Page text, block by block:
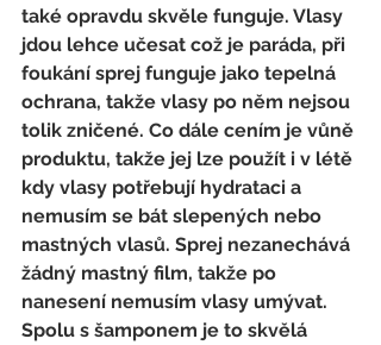
také opravdu skvěle funguje. Vlasy
jdou lehce učesat což je paráda, při
foukání sprej funguje jako tepelná
ochrana, takže vlasy po něm nejsou
tolik zničené. Co dále cením je vůně
produktu, takže jej lze použít i v létě
kdy vlasy potřebují hydrataci a
nemusím se bát slepených nebo
mastných vlasů. Sprej nezanechává
žádný mastný film, takže po
nanesení nemusím vlasy umývat.
Spolu s šamponem je to skvělá